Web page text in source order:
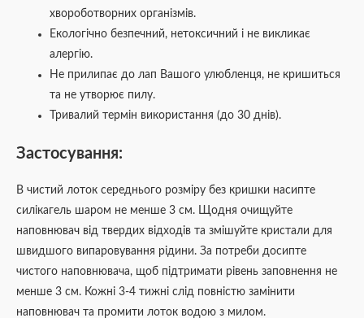
хвороботворних організмів.
Екологічно безпечний, нетоксичний і не викликає
алергію.
Не прилипає до лап Вашого улюбленця, не кришиться
та не утворює пилу.
Тривалий термін використання (до 30 днів).
Застосування:
В чистий лоток середнього розміру без кришки насипте
силікагель шаром не менше 3 см. Щодня очищуйте
наповнювач від твердих відходів та змішуйте кристали для
швидшого випаровування рідини. За потреби досипте
чистого наповнювача, щоб підтримати рівень заповнення не
менше 3 см. Кожні 3-4 тижні слід повністю замінити
наповнювач та промити лоток водою з милом.